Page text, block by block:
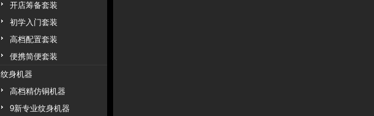
开店筹备套装
初学入门套装
高档配置套装
便携简便套装
纹身机器
高档精仿铜机器
9新专业纹身机器